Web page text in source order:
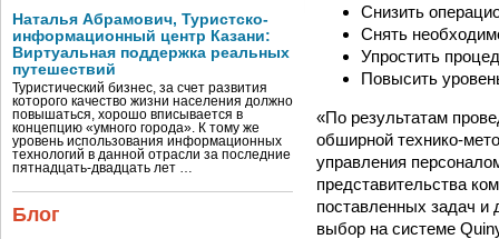
Наталья Абрамович, Туристско-
информационный центр Казани:
Виртуальная поддержка реальных
путешествий
Туристический бизнес, за счет развития
которого качество жизни населения должно
повышаться, хорошо вписывается в
концепцию «умного города». К тому же
уровень использования информационных
технологий в данной отрасли за последние
пятнадцать-двадцать лет …
Блог
Снизить
Снять
Упростить
Повысить
«По результатам
обширной технико-
управления
представительства
поставленных задач и
выбор на системе